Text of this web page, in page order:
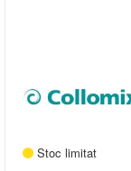
Stoc limitat